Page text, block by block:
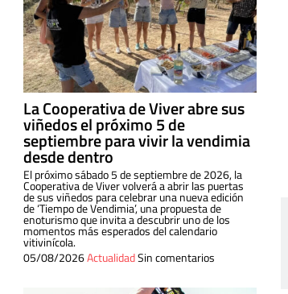
La Cooperativa de Viver abre sus
viñedos el próximo 5 de
septiembre para vivir la vendimia
desde dentro
El próximo sábado 5 de septiembre de 2026, la
Cooperativa de Viver volverá a abrir las puertas
de sus viñedos para celebrar una nueva edición
de ‘Tiempo de Vendimia’, una propuesta de
enoturismo que invita a descubrir uno de los
momentos más esperados del calendario
vitivinícola.
05/08/2026ActualidadSin comentarios